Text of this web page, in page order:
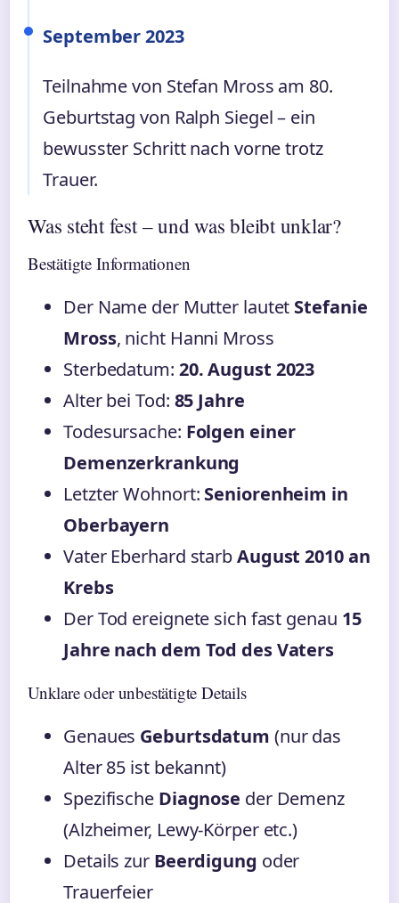
September 2023
Teilnahme von Stefan Mross am 80.
Geburtstag von Ralph Siegel – ein
bewusster Schritt nach vorne trotz
Trauer.
Was steht fest – und was bleibt unklar?
Bestätigte Informationen
Der Name der Mutter lautet Stefanie
Mross, nicht Hanni Mross
Sterbedatum: 20. August 2023
Alter bei Tod: 85 Jahre
Todesursache: Folgen einer
Demenzerkrankung
Letzter Wohnort: Seniorenheim in
Oberbayern
Vater Eberhard starbAugust 2010 an
Krebs
Der Tod ereignete sich fast genau 15
Jahre nach dem Tod des Vaters
Unklare oder unbestätigte Details
Genaues Geburtsdatum (nur das
Alter 85 ist bekannt)
Spezifische Diagnose der Demenz
(Alzheimer, Lewy-Körper etc.)
Details zur Beerdigung oder
Trauerfeier